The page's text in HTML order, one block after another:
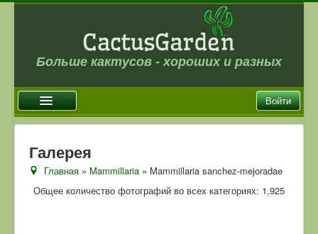
Больше кактусов - хороших и разных
Войти
Новости
Галерея
Галерея
Главная » Mammillaria » Mammillaria sanchez-mejoradae
Общее количество фотографий во всех категориях: 1,925